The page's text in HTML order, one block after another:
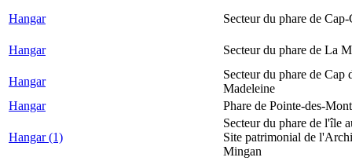
Hangar Secteur du phare de Cap-
Hangar Secteur du phare de La
Hangar
Secteur du phare de Cap
Madeleine
Hangar
Phare de Pointe-des-
Hangar (1)
Secteur du phare de l'île
Site patrimonial de
Mingan